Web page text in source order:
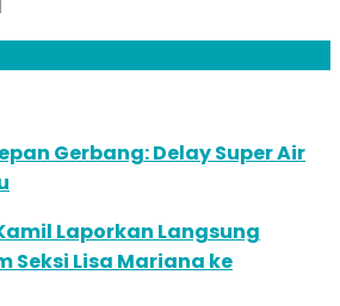
Gerbang: Delay Super Air
Laporkan Langsung
Seksi Lisa Mariana ke